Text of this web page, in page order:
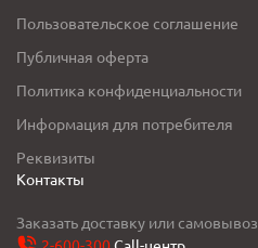
Пользовательское соглашение
Публичная оферта
Политика конфиденциальности
Информация для потребителя
Реквизиты
Контакты
Заказать доставку или самовывоз